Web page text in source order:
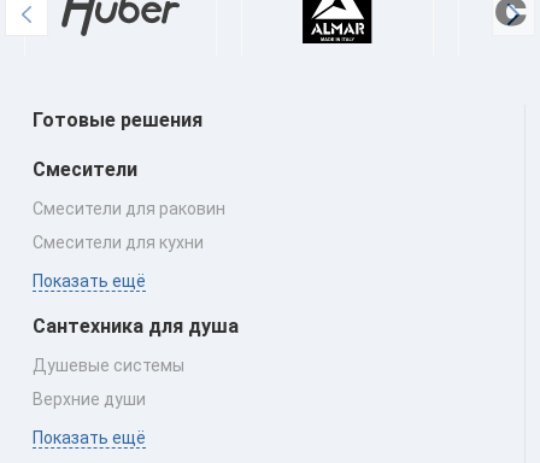
Готовые решения
Смесители
Смесители для раковин
Смесители для кухни
Показать ещё
Сантехника для душа
Душевые системы
Верхние души
Показать ещё